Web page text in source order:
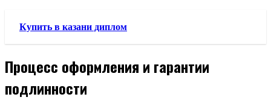
Купить в казани диплом
Процесс оформления и гарантии
подлинности